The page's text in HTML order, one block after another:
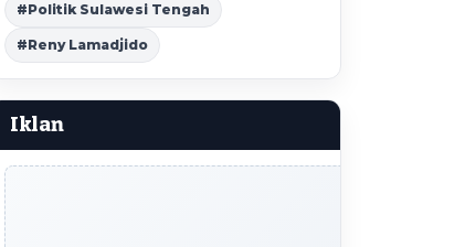
#Politik Sulawesi Tengah
#Reny Lamadjido
Iklan